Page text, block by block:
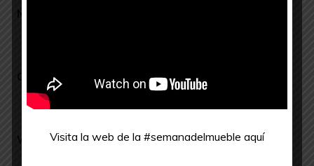
Nombre
Correo electrónico
Web Visita la web de la #semanadelmueble aquí